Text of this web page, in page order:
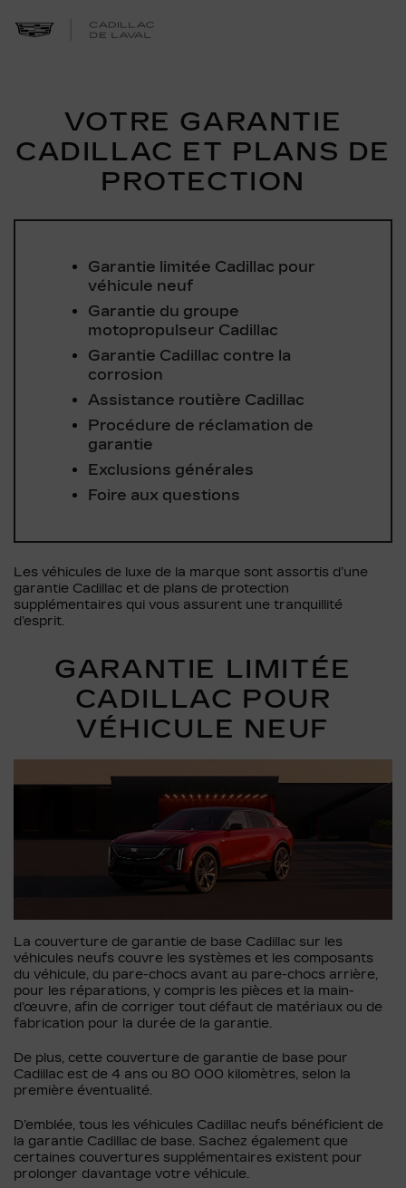
VOTRE GARANTIE
CADILLAC ET PLANS DE
PROTECTION
Garantie limitée Cadillac pour
véhicule neuf
Garantie du groupe
motopropulseur Cadillac
Garantie Cadillac contre la
corrosion
Assistance routière Cadillac
Procédure de réclamation de
garantie
Exclusions générales
Foire aux questions
Les véhicules de luxe de la marque sont assortis d’une
garantie Cadillac et de plans de protection
supplémentaires qui vous assurent une tranquillité
d’esprit.
GARANTIE LIMITÉE
CADILLAC POUR
VÉHICULE NEUF
La couverture de garantie de base Cadillac sur les
véhicules neufs couvre les systèmes et les composants
du véhicule, du pare-chocs avant au pare-chocs arrière,
pour les réparations, y compris les pièces et la main-
d’œuvre, afin de corriger tout défaut de matériaux ou de
fabrication pour la durée de la garantie.
De plus, cette couverture de garantie de base pour
Cadillac est de 4 ans ou 80 000 kilomètres, selon la
première éventualité.
D’emblée, tous les véhicules Cadillac neufs bénéficient de
la garantie Cadillac de base. Sachez également que
certaines couvertures supplémentaires existent pour
prolonger davantage votre véhicule.